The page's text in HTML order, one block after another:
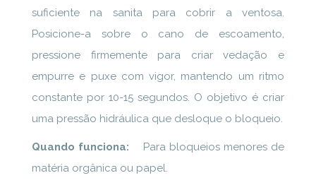
suficiente na sanita para cobrir a ventosa.
Posicione-a sobre o cano de escoamento,
pressione firmemente para criar vedação e
empurre e puxe com vigor, mantendo um ritmo
constante por 10-15 segundos. O objetivo é criar
uma pressão hidráulica que desloque o bloqueio.
Quando funciona: Para bloqueios menores de
matéria orgânica ou papel.